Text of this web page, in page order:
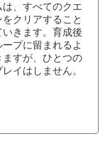
、すべてのクエ
クリアすること
きます。育成後
プに留まれるよ
すが、ひとつの
イはしません。